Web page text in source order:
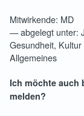
Mitwirkende: MD
— abgelegt unter:
Gesundheit,
Allgemeines
Ich möchte auch
melden?